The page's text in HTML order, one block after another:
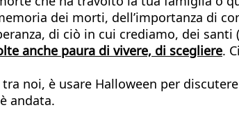
dei morti, dell’importanza di
di ciò in cui crediamo, dei santi
anche paura di vivere, di scegliere.
noi, è usare Halloween per
andata.